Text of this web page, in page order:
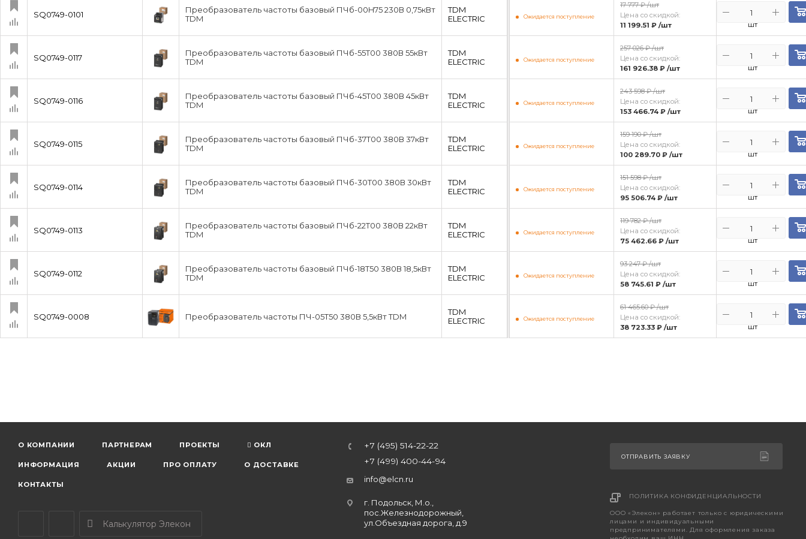
SQ0749-0101
Преобразователь частоты базовый ПЧб-00H75 230В 0,75кВт
TDM
TDM
ЕLECTRIC
SQ0749-0117
Преобразователь частоты базовый ПЧб-55T00 380В 55кВт
TDM
TDM
ЕLECTRIC
SQ0749-0116
Преобразователь частоты базовый ПЧб-45T00 380В 45кВт
TDM
TDM
ЕLECTRIC
SQ0749-0115
Преобразователь частоты базовый ПЧб-37T00 380В 37кВт
TDM
TDM
ЕLECTRIC
SQ0749-0114
Преобразователь частоты базовый ПЧб-30T00 380В 30кВт
TDM
TDM
ЕLECTRIC
SQ0749-0113
Преобразователь частоты базовый ПЧб-22T00 380В 22кВт
TDM
TDM
ЕLECTRIC
SQ0749-0112
Преобразователь частоты базовый ПЧб-18T50 380В 18,5кВт
TDM
TDM
ЕLECTRIC
SQ0749-0008 Преобразователь частоты ПЧ-05T50 380В 5,5кВт TDM
TDM
ЕLECTRIC
Ожидается поступление
17 777 ₽ /шт
Цена со скидкой:
11 199.51 ₽ /шт шт
Ожидается поступление
257 026 ₽ /шт
Цена со скидкой:
161 926.38 ₽ /шт шт
Ожидается поступление
243 598 ₽ /шт
Цена со скидкой:
153 466.74 ₽ /шт шт
Ожидается поступление
159 190 ₽ /шт
Цена со скидкой:
100 289.70 ₽ /шт шт
Ожидается поступление
151 598 ₽ /шт
Цена со скидкой:
95 506.74 ₽ /шт шт
Ожидается поступление
119 782 ₽ /шт
Цена со скидкой:
75 462.66 ₽ /шт шт
Ожидается поступление
93 247 ₽ /шт
Цена со скидкой:
58 745.61 ₽ /шт шт
Ожидается поступление
61 465.60 ₽ /шт
Цена со скидкой:
38 723.33 ₽ /шт шт
О КОМПАНИИ ПАРТНЕРАМ ПРОЕКТЫ ОКЛ
ИНФОРМАЦИЯ АКЦИИ ПРО ОПЛАТУ О ДОСТАВКЕ
КОНТАКТЫ
Калькулятор Элекон
+7 (495) 514-22-22
+7 (499) 400-44-94
info@elcn.ru
г. Подольск, М.о.,
пос.Железнодорожный,
ул.Объездная дорога, д.9
ОТПРАВИТЬ ЗАЯВКУ
ПОЛИТИКА КОНФИДЕНЦИАЛЬНОСТИ
ООО «Элекон» работает только с юридическими
лицами и индивидуальными
предпринимателями. Для оформления заказа